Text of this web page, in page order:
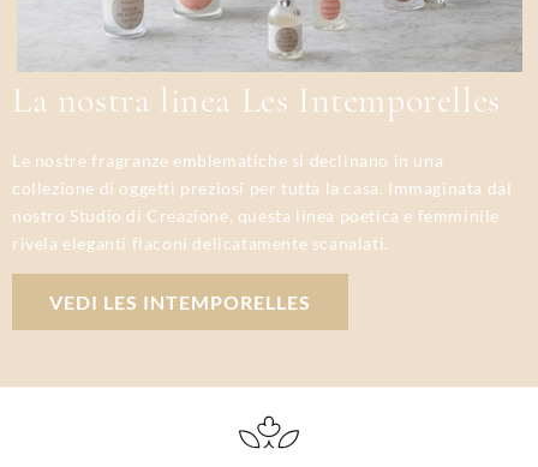
La nostra linea Les Intemporelles
Le nostre fragranze emblematiche si declinano in una
collezione di oggetti preziosi per tutta la casa. Immaginata dal
nostro Studio di Creazione, questa linea poetica e femminile
rivela eleganti flaconi delicatamente scanalati.
VEDI LES INTEMPORELLES